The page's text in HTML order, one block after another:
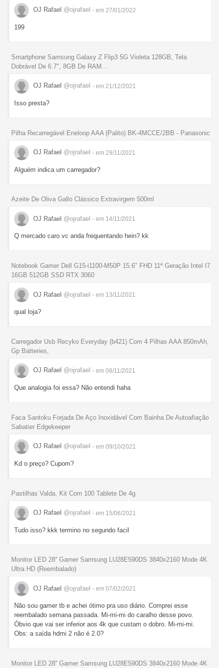
OJ Rafael @ojrafael - em 27/01/2022
199
Smartphone Samsung Galaxy Z Flip3 5G Violeta 128GB, Tela
Dobrável De 6.7", 8GB De RAM...
OJ Rafael @ojrafael - em 21/12/2021
Isso presta?
Pilha Recarregável Eneloop AAA (Palito) BK-4MCCE/2BB - Panasonic
OJ Rafael @ojrafael - em 29/11/2021
Alguém indica um carregador?
Azeite De Oliva Gallo Clássico Extravirgem 500ml
OJ Rafael @ojrafael - em 14/11/2021
Q mercado caro vc anda frequentando hein? kk
Notebook Gamer Dell G15-i1100-M50P 15.6" FHD 11ª Geração Intel I7
16GB 512GB SSD RTX 3060
OJ Rafael @ojrafael - em 13/11/2021
qual loja?
Carregador Usb Recyko Everyday (b421) Com 4 Pilhas AAA 850mAh,
Gp Batteries,
OJ Rafael @ojrafael - em 08/11/2021
Que analogia foi essa? Não entendi haha
Faca Santoku Forjada De Aço Inoxidável Com Bainha De Autoafiação
Sabatier Edgekeeper
OJ Rafael @ojrafael - em 09/10/2021
Kd o preço? Cupom?
Pastilhas Valda, Kit Com 100 Tablete De 4g
OJ Rafael @ojrafael - em 15/06/2021
Tudo isso? kkk termino no segundo facil
Monitor LED 28'' Gamer Samsung LU28E590DS 3840x2160 Mode 4K
Ultra HD (Reembalado)
OJ Rafael @ojrafael - em 07/02/2021
Não sou gamer tb e achei ótimo pra uso diário. Comprei esse
reembalado semana passada. Mi-mi-mi do caralho desse povo.
Óbvio que vai ser inferior aos 4k que custam o dobro. Mi-mi-mi.
Obs: a saída hdmi 2 não é 2.0?
Monitor LED 28'' Gamer Samsung LU28E590DS 3840x2160 Mode 4K